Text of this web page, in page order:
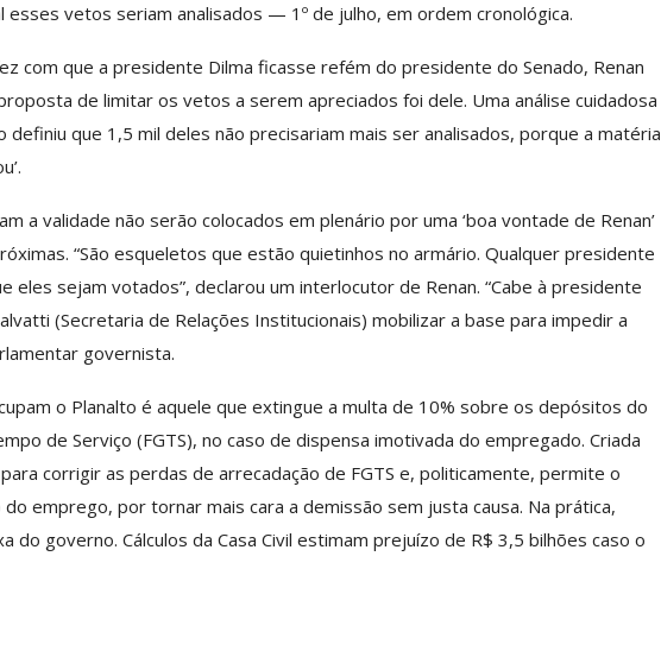
esses vetos seriam analisados — 1º de julho, em ordem cronológica.
com que a presidente Dilma ficasse refém do presidente do Senado, Renan
de limitar os vetos a serem apreciados foi dele. Uma análise cuidadosa
definiu que 1,5 mil deles não precisariam mais ser analisados, porque a matéria
a validade não serão colocados em plenário por uma ‘boa vontade de Renan’
“São esqueletos que estão quietinhos no armário. Qualquer presidente
eles sejam votados”, declarou um interlocutor de Renan. “Cabe à presidente
(Secretaria de Relações Institucionais) mobilizar a base para impedir a
governista.
o Planalto é aquele que extingue a multa de 10% sobre os depósitos do
de Serviço (FGTS), no caso de dispensa imotivada do empregado. Criada
corrigir as perdas de arrecadação de FGTS e, politicamente, permite o
emprego, por tornar mais cara a demissão sem justa causa. Na prática,
do governo. Cálculos da Casa Civil estimam prejuízo de R$ 3,5 bilhões caso o
Da Mesa Nacional De
Negociação Permanente E
Reforça…
IMPRENSA
Categoria Unida Em Torno Dos
Valores Fundantes Da Ação
Sindical
IMPRENSA
Mais De Mil Procedimentos
Realizados No Primeiro